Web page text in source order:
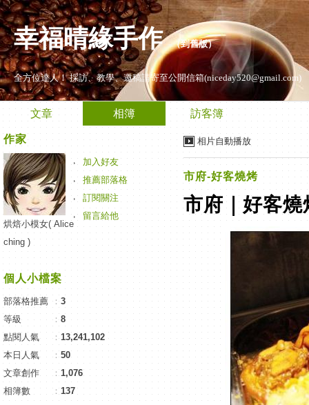
幸福晴緣手作（到舊版）
全方位達人！ 採訪、教學、邀稿請寄至公開信箱(niceday520@gmail.com)
文章 相簿 訪客簿
相片自動播放
市府-好客燒烤
市府｜好客燒
作家
加入好友
推薦部落格
訂閱關注
留言給他
烘焙小模女( Alice
ching )
個人小檔案
部落格推薦 ：3
等級
：8
點閱人氣
：13,241,102
本日人氣
：50
文章創作
：1,076
相簿數
：137